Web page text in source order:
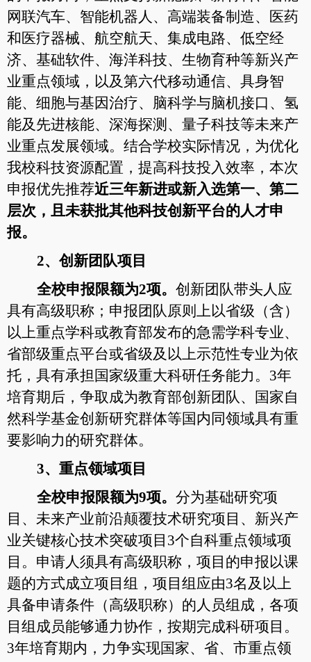
网联汽车、智能机器人、高端装备制造、医药
和医疗器械、航空航天、集成电路、低空经
济、基础软件、海洋科技、生物育种等新兴产
业重点领域，以及第六代移动通信、具身智
能、细胞与基因治疗、脑科学与脑机接口、氢
能及先进核能、深海探测、量子科技等未来产
业重点发展领域。结合学校实际情况，为优化
我校科技资源配置，提高科技投入效率，本次
申报优先推荐近三年新进或新入选第一、第二
层次，且未获批其他科技创新平台的人才申
报。
2、创新团队项目
全校申报限额为2项。 创新团队带头人应
具有高级职称；申报团队原则上以省级（含）
以上重点学科或教育部发布的急需学科专业、
省部级重点平台或省级及以上示范性专业为依
托，具有承担国家级重大科研任务能力。3年
培育期后，争取成为教育部创新团队、国家自
然科学基金创新研究群体等国内同领域具有重
要影响力的研究群体。
3、重点领域项目
全校申报限额为9项。 分为基础研究项
目、未来产业前沿颠覆技术研究项目、新兴产
业关键核心技术突破项目3个自科重点领域项
目。申请人须具有高级职称，项目的申报以课
题的方式成立项目组，项目组应由3名及以上
具备申请条件（高级职称）的人员组成，各项
目组成员能够通力协作，按期完成科研项目。
3年培育期内，力争实现国家、省、市重点领